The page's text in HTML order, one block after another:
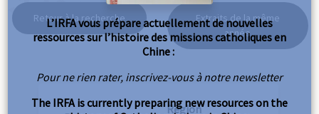
Retour à la recherche
Extraits de la même
année
Région
L’IRFA vous prépare actuellement de nouvelles
ressources sur l’histoire des missions catholiques en
Chine :
Pour ne rien rater, inscrivez-vous à notre newsletter
The IRFA is currently preparing new resources on the